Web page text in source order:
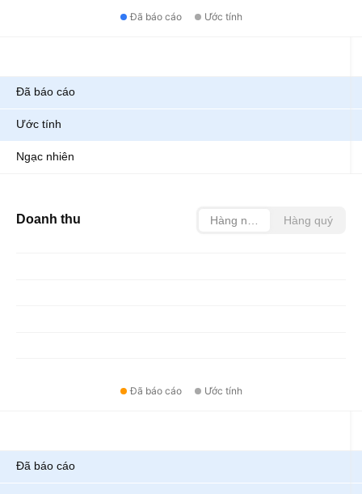
Đã báo cáo Ước tính
Đã báo cáo
Ước tính
Ngạc nhiên
Doanh thu Hàng năm Hàng quý
Đã báo cáo Ước tính
Đã báo cáo